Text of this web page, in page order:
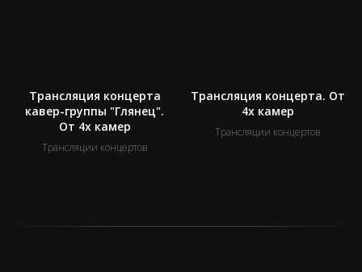
Трансляция концерта
кавер-группы "Глянец".
От 4х камер
Трансляции концертов
Трансляция концерта. От
4х камер
Трансляции концертов